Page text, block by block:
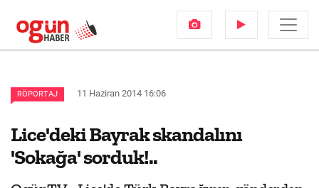
RÖPORTAJ 11 Haziran 2014 16:06
Lice'deki Bayrak skandalını
'Sokağa' sorduk!..